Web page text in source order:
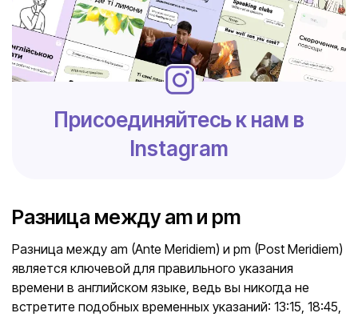
Присоединяйтесь к нам в
Instagram
Разница между am и pm
Разница между am (Ante Meridiem) и pm (Post Meridiem)
является ключевой для правильного указания
времени в английском языке, ведь вы никогда не
встретите подобных временных указаний: 13:15, 18:45,